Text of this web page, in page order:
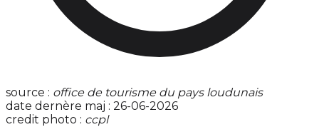
source : office de tourisme du pays loudunais
date dernère maj : 26-06-2026
credit photo : ccpl